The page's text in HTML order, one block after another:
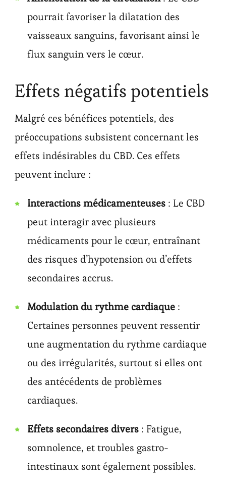
pourrait favoriser la dilatation des
vaisseaux sanguins, favorisant ainsi le
flux sanguin vers le cœur.
Effets négatifs potentiels
Malgré ces bénéfices potentiels, des
préoccupations subsistent concernant les
effets indésirables du CBD. Ces effets
peuvent inclure :
Interactions médicamenteuses : Le CBD
peut interagir avec plusieurs
médicaments pour le cœur, entraînant
des risques d’hypotension ou d’effets
secondaires accrus.
Modulation du rythme cardiaque :
Certaines personnes peuvent ressentir
une augmentation du rythme cardiaque
ou des irrégularités, surtout si elles ont
des antécédents de problèmes
cardiaques.
Effets secondaires divers : Fatigue,
somnolence, et troubles gastro-
intestinaux sont également possibles.